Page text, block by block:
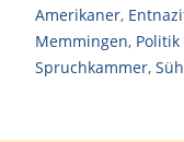
Amerikaner,
Memmingen,
Spruchkammer,